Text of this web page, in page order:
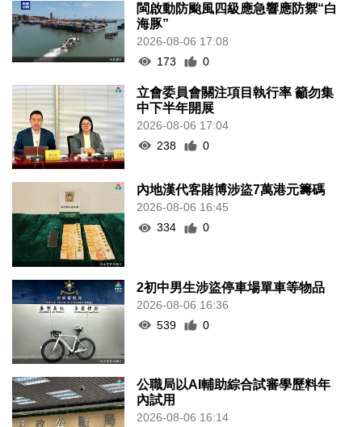
閩啟動防颱風四級應急響應防禦“白
海豚”
2026-08-06 17:08
173
0
立會委員會關注項目執行率 籲勿集
中下半年開展
2026-08-06 17:04
238
0
內地漢代客賭博涉盜7萬港元籌碼
2026-08-06 16:45
334
0
2初中男生涉盜停車場單車等物品
2026-08-06 16:36
539
0
公職局以AI輔助綜合試審學歷料年
內試用
2026-08-06 16:14